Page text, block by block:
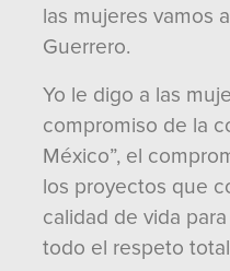
las mujeres vamos
Guerrero.
Yo le digo a las
compromiso de la
México”, el
los proyectos que
calidad de vida
todo el respeto